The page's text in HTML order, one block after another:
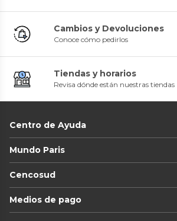
Cambios y Devoluciones
Conoce cómo pedirlos
Tiendas y horarios
Revisa dónde están nuestras tiendas
Centro de Ayuda
Mundo Paris
Cencosud
Medios de pago